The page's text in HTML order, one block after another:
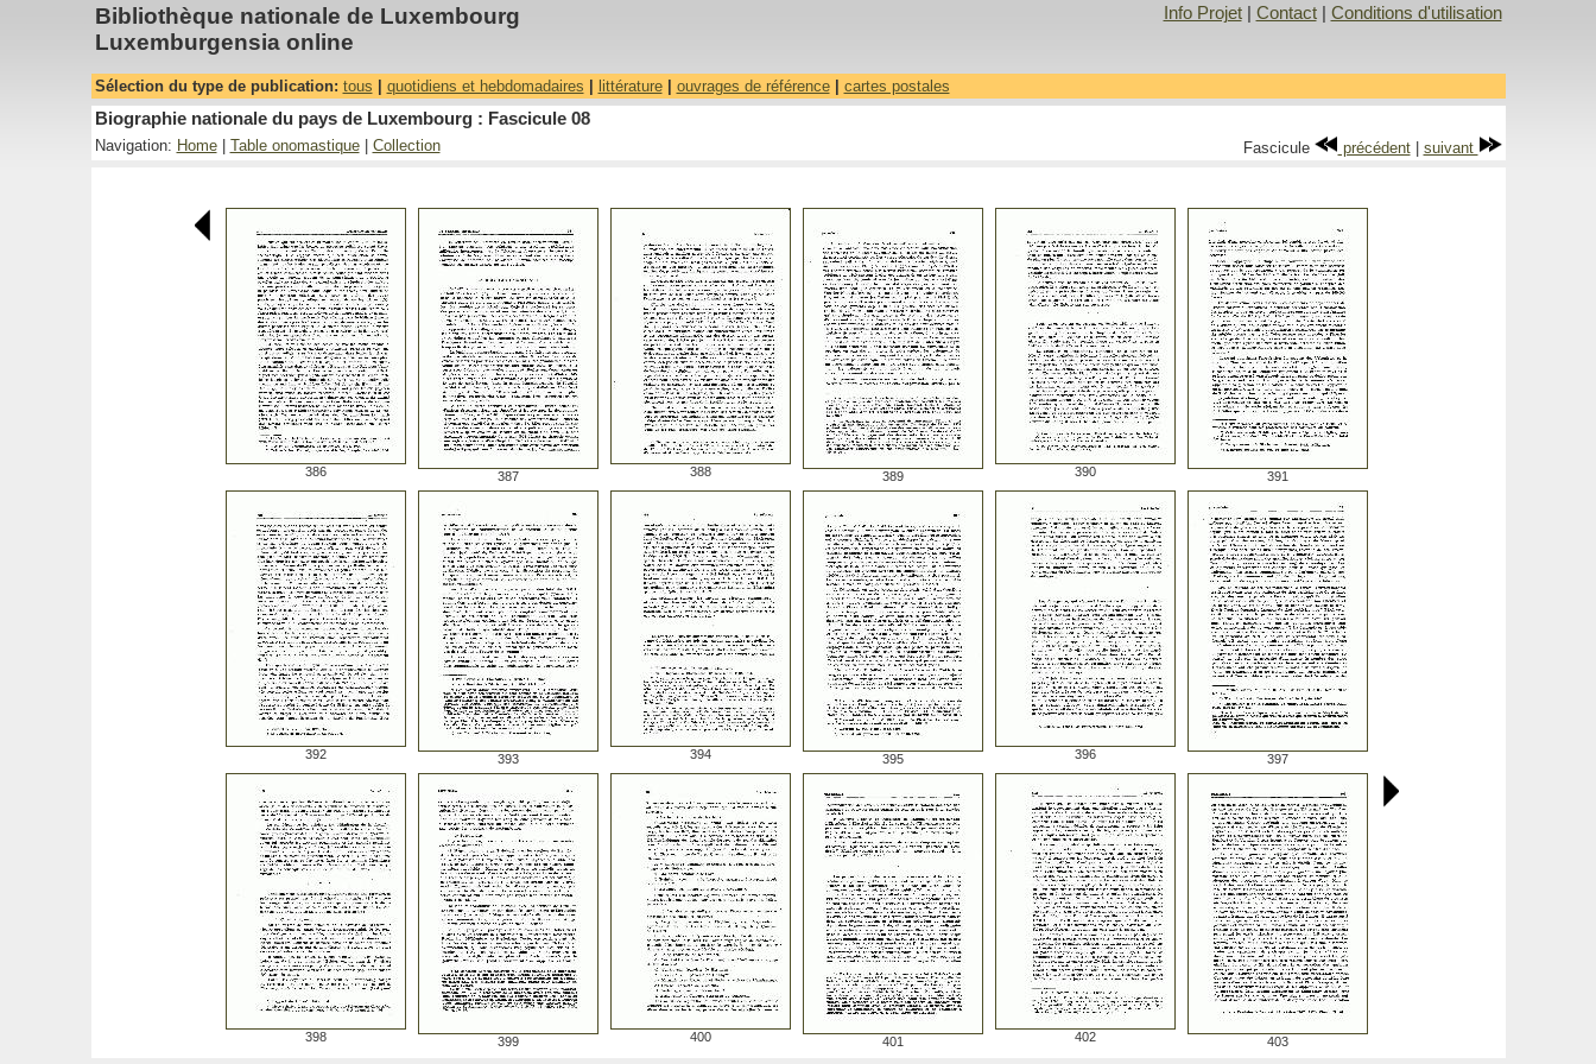
Bibliothèque nationale de Luxembourg
Luxemburgensia online
Info Projet| Contact| Conditions d'utilisation
Sélection du type de publication: tous quotidiens et hebdomadaires littérature| ouvrages de référence| cartes postales
Biographie nationale du pays de Luxembourg : Fascicule 08
Navigation: Home| Table onomastique| Collection Fascicule précédent| suivant
386 387 388 389 390 391
392 393 394 395 396 397
398 399 400 401 402 403